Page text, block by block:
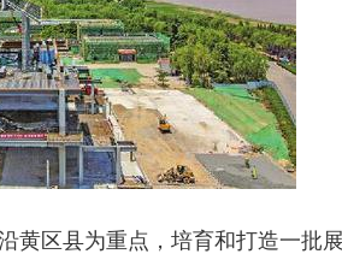
黄区县为重点，培育和打造一批